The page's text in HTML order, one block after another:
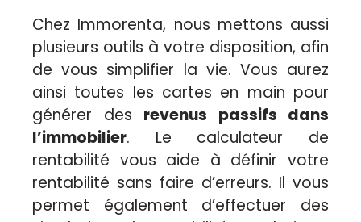
Chez Immorenta, nous mettons aussi
plusieurs outils à votre disposition, afin
de vous simplifier la vie. Vous aurez
ainsi toutes les cartes en main pour
générer des revenus passifs dans
l’immobilier. Le calculateur de
rentabilité vous aide à définir votre
rentabilité sans faire d’erreurs. Il vous
permet également d’effectuer des